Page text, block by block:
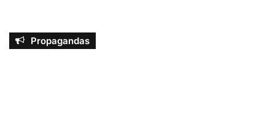
Propagandas